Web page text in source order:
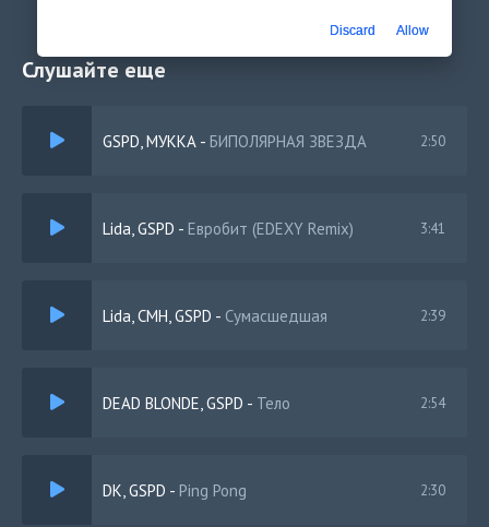
Слушайте еще
GSPD, МУККА - БИПОЛЯРНАЯ ЗВЕЗДА 2:50
Lida, GSPD - Евробит (EDEXY Remix) 3:41
Lida, CMH, GSPD - Сумасшедшая 2:39
DEAD BLONDE, GSPD - Тело 2:54
DK, GSPD - Ping Pong 2:30
Discard Allow